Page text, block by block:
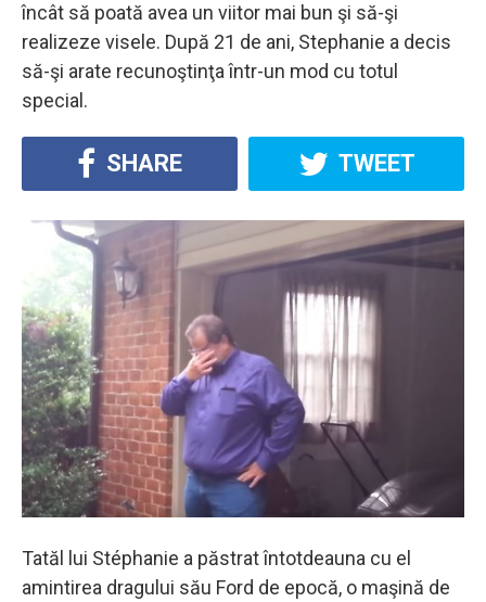
încât să poată avea un viitor mai bun şi să-şi
realizeze visele. După 21 de ani, Stephanie a decis
să-şi arate recunoştinţa într-un mod cu totul
special.
SHARE TWEET
Tatăl lui Stéphanie a păstrat întotdeauna cu el
amintirea dragului său Ford de epocă, o maşină de